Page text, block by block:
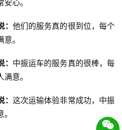
心。
他们的服务真的很到位，每个
。
中振运车的服务真的很棒，每
意。
这次运输体验非常成功，中振